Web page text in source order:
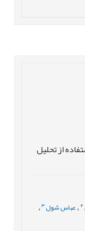
از تحلیل
2
, عباس شول 3
,